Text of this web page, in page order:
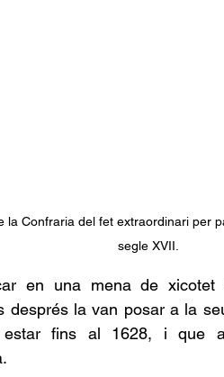
la Confraria del fet extraordinari per
segle XVII.
en una mena de xicotet
després la van posar a la
fins al 1628, i que